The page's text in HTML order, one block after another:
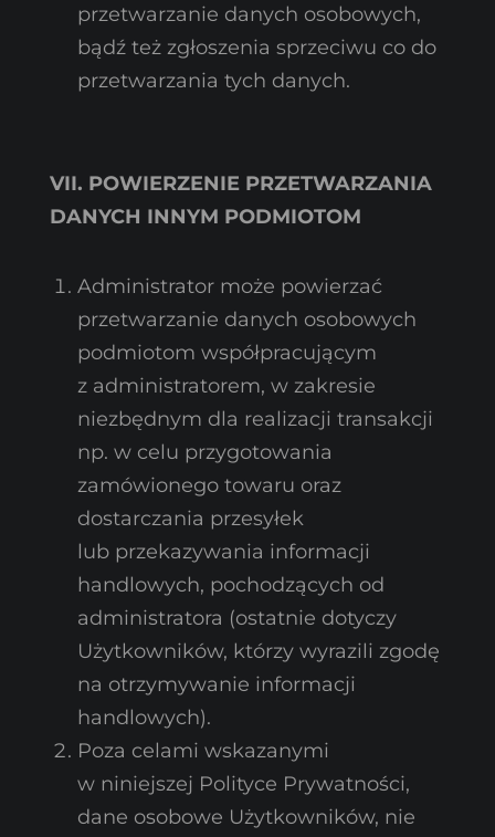
przetwarzanie danych osobowych,
bądź też zgłoszenia sprzeciwu co do
przetwarzania tych danych.
VII. POWIERZENIE PRZETWARZANIA
DANYCH INNYM PODMIOTOM
Administrator może powierzać
przetwarzanie danych osobowych
podmiotom współpracującym
z administratorem, w zakresie
niezbędnym dla realizacji transakcji
np. w celu przygotowania
zamówionego towaru oraz
dostarczania przesyłek
lub przekazywania informacji
handlowych, pochodzących od
administratora (ostatnie dotyczy
Użytkowników, którzy wyrazili zgodę
na otrzymywanie informacji
handlowych).
Poza celami wskazanymi
w niniejszej Polityce Prywatności,
dane osobowe Użytkowników, nie